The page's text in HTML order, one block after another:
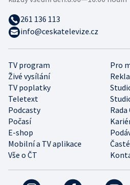
TV program
Pro
Živé vysílání
TV poplatky
Teletext
Podcasty
Rada
Počasí
E-shop
Mobilní a TV aplikace
Vše o ČT
261 136 113
info@ceskatelevize.cz